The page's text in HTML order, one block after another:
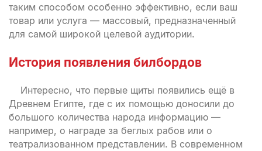
таким способом особенно эффективно, если ваш
товар или услуга — массовый, предназначенный
для самой широкой целевой аудитории.
История появления билбордов
Интересно, что первые щиты появились ещё в
Древнем Египте, где с их помощью доносили до
большого количества народа информацию —
например, о награде за беглых рабов или о
театрализованном представлении. В современном